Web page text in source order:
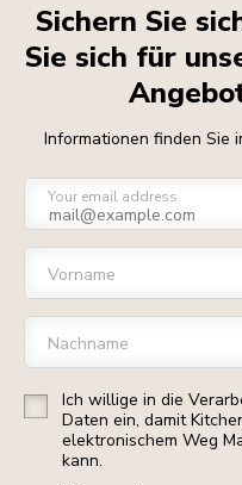
Sichern Sie
Sie sich für
Informationen finden Sie
Your email address
Vorname
Nachname
Ich willige in die
Daten ein, damit
elektronischem Weg
kann.